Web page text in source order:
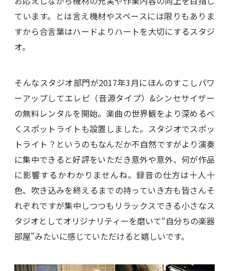
ています。とは言え機材やスペースには限りもありま
すから合言葉はハードよりハートを大切にするスタジ
オ。
そんなスタジオ部門が2017年3月にほんのすこしパワ
ーアップしてエレピ（音源タイプ）&シンセサイザー
の無料レンタルを開始。楽曲の世界観をより深めるべ
くスポットライトも設置しました。スタジオでスポッ
トライト？というのもなんだか不自然ですがより演奏
に集中できると好評をいただき意外や意外、何が作品
に影響するかわかりませんね。録音の仕方は十人十
色、吹き込みを終えるまでの持っていき方も皆さんそ
れぞれですが集中しつつもリラックスできる小さなス
タジオとしてオリジナリティーを磨いて“自分ちの楽器
部屋”みたいに感じていただけると嬉しいです。